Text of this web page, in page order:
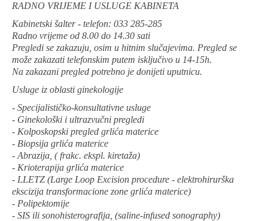
RADNO VRIJEME I USLUGE KABINETA
Kabinetski šalter - telefon: 033 285-285
Radno vrijeme od 8.00 do 14.30 sati
Pregledi se zakazuju, osim u hitnim slučajevima. Pregled se
može zakazati telefonskim putem isključivo u 14-15h.
Na zakazani pregled potrebno je donijeti uputnicu.
Usluge iz oblasti ginekologije
- Specijalističko-konsultativne usluge
- Ginekološki i ultrazvučni pregledi
- Kolposkopski pregled grlića materice
- Biopsija grlića materice
- Abrazija, ( frakc. ekspl. kiretaža)
- Krioterapija grlića materice
- LLETZ (Large Loop Excision procedure - elektrohirurška
ekscizija transformacione zone grlića materice)
- Polipektomije
- SIS ili sonohisterografija, (saline-infused sonography)